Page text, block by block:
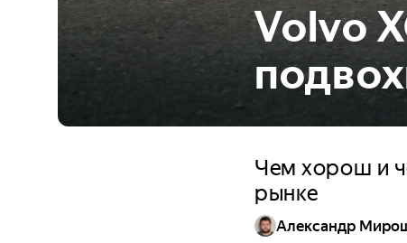
Volvo
Чем хорош и
рынке
Александр